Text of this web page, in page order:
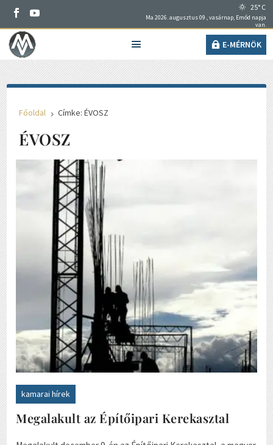
25° C
Ma 2026. augusztus 09., vasárnap, Emőd napja
van.
E-MÉRNÖK
Főoldal 5 Címke: ÉVOSZ
ÉVOSZ
kamarai hírek
Megalakult az Építőipari Kerekasztal